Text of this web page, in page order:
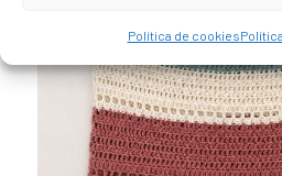
Política de cookies